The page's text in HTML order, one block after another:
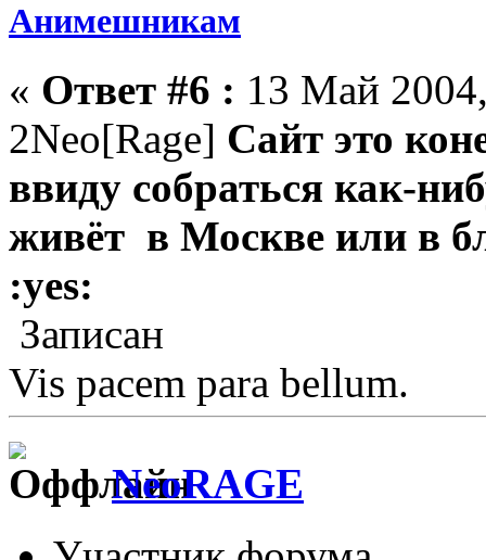
Анимешникам
« Ответ #6 : 13 Май
2Neo[Rage] Cайт это
ввиду собраться как-
живёт в Москве или в
:yes:
Записан
Vis pacem para bellum.
NeoRAGE